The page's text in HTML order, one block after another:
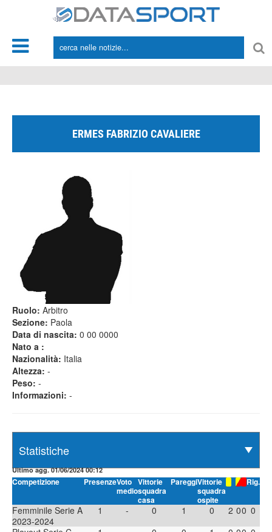
ERMES FABRIZIO CAVALIERE
Ruolo: Arbitro
Sezione: Paola
Data di nascita: 0 00 0000
Nato a :
Nazionalità: Italia
Altezza: -
Peso: -
Informazioni: -
Ultimo agg. 01/06/2024 00:12
Competizione PresenzeVoto
medio
Vittorie
squadra
casa
PareggiVittorie
squadra
ospite
Rig.
Femminile Serie A
2023-2024
1 - 0 1 0 2 00 0